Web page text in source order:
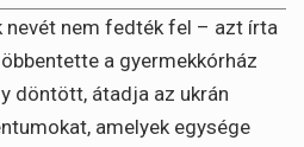
nevét nem fedték fel – azt írta
a gyermekkórház
döntött, átadja az ukrán
amelyek egysége